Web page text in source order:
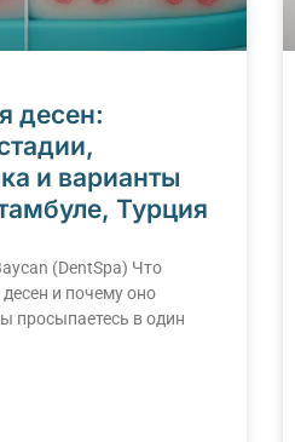
десен:
и варианты
Турция
(DentSpa) Что
и почему оно
просыпаетесь в один